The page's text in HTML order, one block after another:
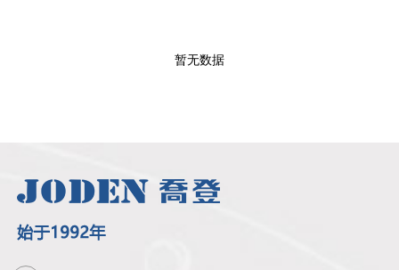
暂无数据